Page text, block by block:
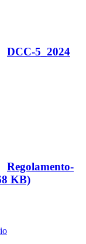
DCC-5_2024
Regolamento-
KB)